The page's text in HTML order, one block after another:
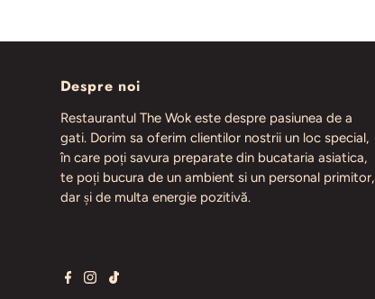
Despre noi
Restaurantul The Wok este despre pasiunea de a
gati. Dorim sa oferim clientilor nostrii un loc special,
în care poți savura preparate din bucataria asiatica,
te poți bucura de un ambient si un personal primitor,
dar și de multa energie pozitivă.